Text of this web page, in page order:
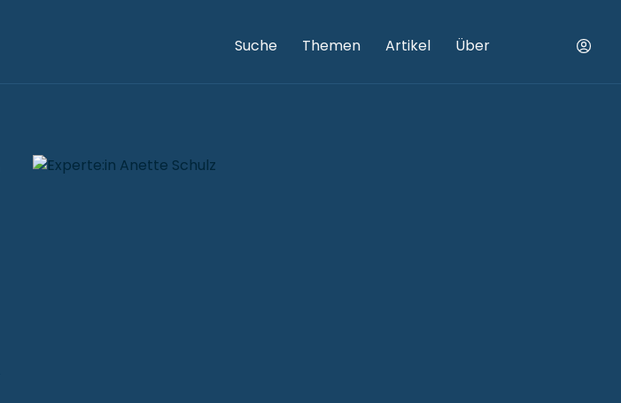
Suche Themen Artikel Über